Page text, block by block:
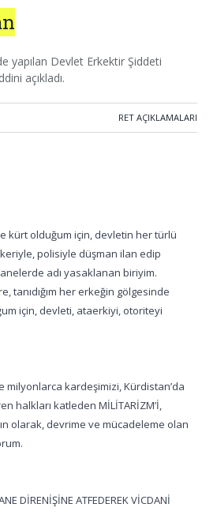
yapılan Devlet Erkektir Şiddeti
açıkladı.
RET AÇIKLAMALARI
kürt olduğum için, devletin her türlü
polisiyle düşman ilan edip
adı yasaklanan biriyim.
tanıdığım her erkeğin gölgesinde
için, devleti, ataerkiyi, otoriteyi
milyonlarca kardeşimizi, Kürdistan’da
halkları katleden MİLİTARİZM’İ,
olarak, devrime ve mücadeleme olan
DİRENİŞİNE ATFEDEREK VİCDANİ